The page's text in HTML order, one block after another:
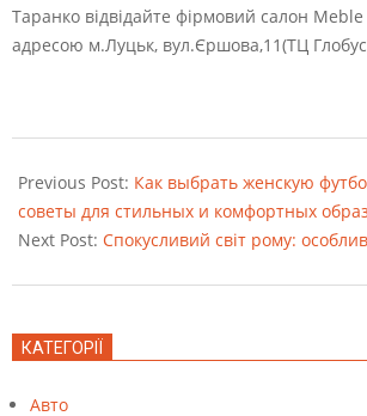
Таранко відвідайте фірмовий салон
адресою м.Луцьк, вул.Єршова,11(ТЦ
05-
11
Previous Post: Как выбрать женскую
советы для стильных и комфортных
Next Post: Спокусливий світ рому:
КАТЕГОРІЇ
Авто